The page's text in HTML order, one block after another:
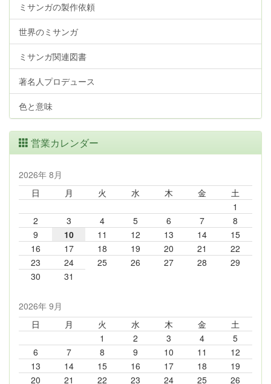
ミサンガの製作依頼
世界のミサンガ
ミサンガ関連図書
著名人プロデュース
色と意味
営業カレンダー
2026年 8月
日
月 火 水 木 金
土
1
2
3 4 5 6 7
8
9
10 11 12 13 14
15
16
17 18 19 20 21
22
23
24 25 26 27 28
29
30
31
2026年 9月
日
月 火 水 木 金
土
1
2 3 4
5
6
7 8 9 10 11
12
13
14 15 16 17 18
19
20
21 22 23 24 25 26